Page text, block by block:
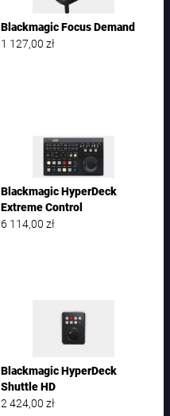
Blackmagic Focus Demand
1 127,00 zł
Blackmagic HyperDeck
Extreme Control
6 114,00 zł
Blackmagic HyperDeck
Shuttle HD
2 424,00 zł